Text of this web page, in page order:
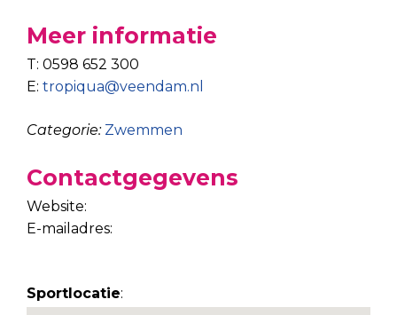
Meer informatie
T: 0598 652 300
E: tropiqua@veendam.nl
Categorie: Zwemmen
Contactgegevens
Website:
E-mailadres:
Sportlocatie: